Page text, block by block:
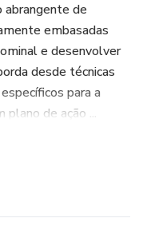
abrangente de
embasadas
e desenvolver
desde técnicas
para a
de ação ...